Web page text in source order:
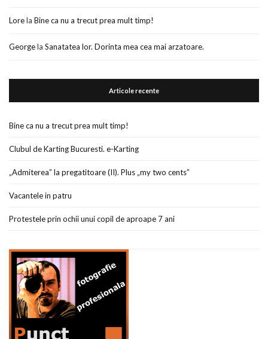
Lorela Bine ca nu a trecut prea mult timp!
Georgela Sanatatea lor. Dorinta mea cea mai arzatoare.
Articole recente
Bine ca nu a trecut prea mult timp!
Clubul de Karting Bucuresti. e-Karting
„Admiterea” la pregatitoare (II). Plus „my two cents”
Vacantele in patru
Protestele prin ochii unui copil de aproape 7 ani